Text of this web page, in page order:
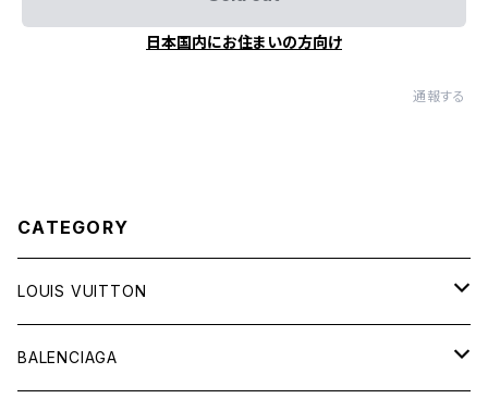
日本国内にお住まいの方向け
通報する
CATEGORY
LOUIS VUITTON
バッグ
BALENCIAGA